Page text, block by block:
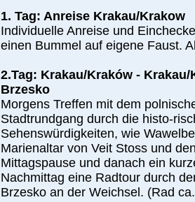
1. Tag: Anreise Krakau/Krakow
Individuelle Anreise und
einen Bummel auf eigene Faust.
2.Tag: Krakau/Kraków -
Brzesko
Morgens Treffen mit dem
Stadtrundgang durch die histo-
Sehenswürdigkeiten, wie
Marienaltar von Veit Stoss und
Mittagspause und danach ein
Nachmittag eine Radtour durch
Brzesko an der Weichsel. (Rad